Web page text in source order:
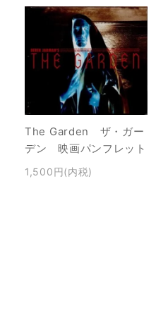
The Garden ザ・ガー
デン 映画パンフレット
1,500円(内税)